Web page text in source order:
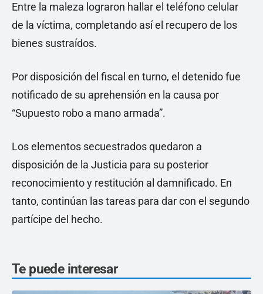
Entre la maleza lograron hallar el teléfono celular
de la víctima, completando así el recupero de los
bienes sustraídos.
Por disposición del fiscal en turno, el detenido fue
notificado de su aprehensión en la causa por
“Supuesto robo a mano armada”.
Los elementos secuestrados quedaron a
disposición de la Justicia para su posterior
reconocimiento y restitución al damnificado. En
tanto, continúan las tareas para dar con el segundo
partícipe del hecho.
Te puede interesar